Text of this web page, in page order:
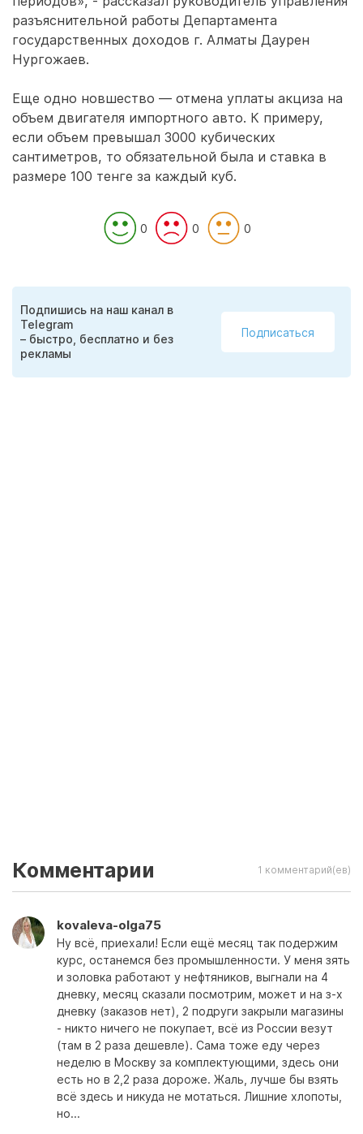
разъяснительной работы Департамента
государственных доходов г. Алматы Даурен
Нургожаев.
Еще одно новшество — отмена уплаты акциза на
объем двигателя импортного авто. К примеру,
если объем превышал 3000 кубических
сантиметров, то обязательной была и ставка в
размере 100 тенге за каждый куб.
0 0 0
Подпишись на наш канал в
Telegram
– быстро, бесплатно и без
рекламы
Подписаться
Комментарии 1 комментарий(ев)
kovaleva-olga75
Ну всё, приехали! Если ещё месяц так подержим
курс, останемся без промышленности. У меня зять
и золовка работают у нефтяников, выгнали на 4
дневку, месяц сказали посмотрим, может и на з-х
дневку (заказов нет), 2 подруги закрыли магазины
- никто ничего не покупает, всё из России везут
(там в 2 раза дешевле). Сама тоже еду через
неделю в Москву за комплектующими, здесь они
есть но в 2,2 раза дороже. Жаль, лучше бы взять
всё здесь и никуда не мотаться. Лишние хлопоты,
но...